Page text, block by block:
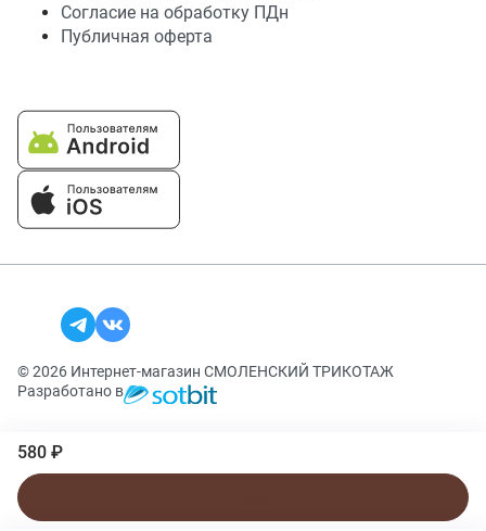
580 ₽
Согласие на обработку ПДн
Публичная оферта
© 2026 Интернет-магазин СМОЛЕНСКИЙ ТРИКОТАЖ
Разработано в